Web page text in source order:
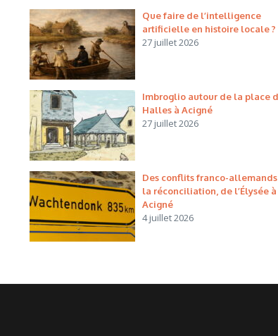
Que faire de l’intelligence
artificielle en histoire locale ?
27 juillet 2026
Imbroglio autour de la place
Halles à Acigné
27 juillet 2026
Des conflits franco-allemands
la réconciliation, de l’Élysée à
Acigné
4 juillet 2026